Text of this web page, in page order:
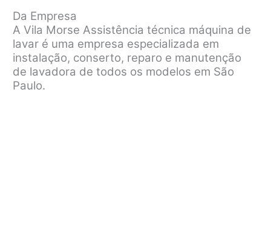
Da Empresa
A Vila Morse Assistência técnica máquina de
lavar é uma empresa especializada em
instalação, conserto, reparo e manutenção
de lavadora de todos os modelos em São
Paulo.